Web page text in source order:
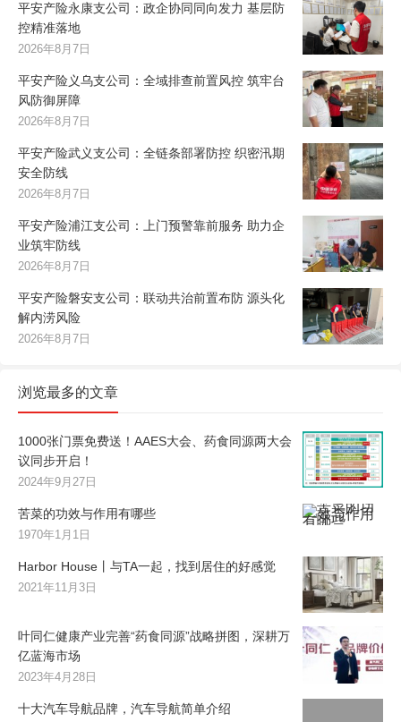
平安产险永康支公司：政企协同同向发力 基层防
控精准落地
2026年8月7日
平安产险义乌支公司：全域排查前置风控 筑牢台
风防御屏障
2026年8月7日
平安产险武义支公司：全链条部署防控 织密汛期
安全防线
2026年8月7日
平安产险浦江支公司：上门预警靠前服务 助力企
业筑牢防线
2026年8月7日
平安产险磐安支公司：联动共治前置布防 源头化
解内涝风险
2026年8月7日
浏览最多的文章
1000张门票免费送！AAES大会、药食同源两大会
议同步开启！
2024年9月27日
苦菜的功效与作用有哪些
1970年1月1日
Harbor House丨与TA一起，找到居住的好感觉
2021年11月3日
叶同仁健康产业完善“药食同源”战略拼图，深耕万
亿蓝海市场
2023年4月28日
十大汽车导航品牌，汽车导航简单介绍